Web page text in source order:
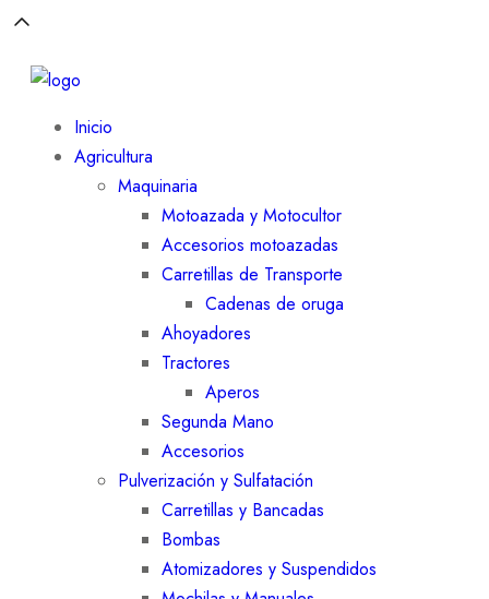
Inicio
Agricultura
Maquinaria
Motoazada y Motocultor
Accesorios motoazadas
Carretillas de Transporte
Cadenas de oruga
Ahoyadores
Tractores
Aperos
Segunda Mano
Accesorios
Pulverización y Sulfatación
Carretillas y Bancadas
Bombas
Atomizadores y Suspendidos